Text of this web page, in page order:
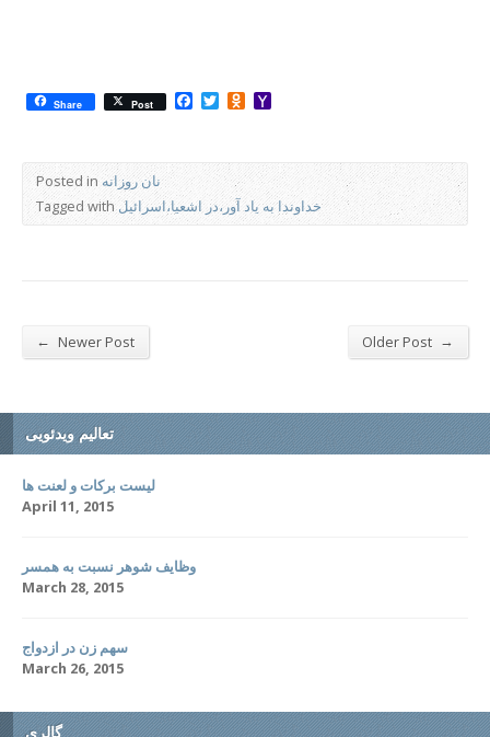
Share Post Facebook
TwitterOdnoklassniki
Posted in نان روزانه
Tagged withخداوندا به یاد آور،در اشعیا،اسرائیل
← Newer Post Older Post →
تعالیم ویدئویی
لیست برکات و لعنت ها
April 11, 2015
وظایف شوهر نسبت به همسر
March 28, 2015
سهم زن در ازدواج
March 26, 2015
گالری